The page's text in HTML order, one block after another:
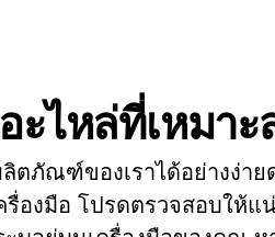
ะไหล่ที่เหมาะ
ตภัณฑ์ของเราได้อย่างง่า
องมือ โปรดตรวจสอบให้แ